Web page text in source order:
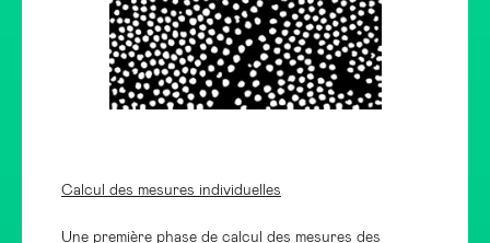
Calcul des mesures individuelles
Une première phase de calcul des mesures des